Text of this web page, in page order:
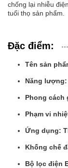
chống lại nhiễu
tuổi thọ sản phẩm.
Đặc điểm:
Tên sản
Năng lượng:
Phong cách
Phạm vi
Ứng dụng:
Khống chế
Bộ lọc điện